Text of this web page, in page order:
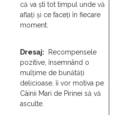
că va ști tot timpul unde vă
aflați și ce faceți în fiecare
moment.
Dresaj: Recompensele
pozitive, însemnând o
mulțime de bunătăți
delicioase, îi vor motiva pe
Câinii Mari de Pirinei să vă
asculte.